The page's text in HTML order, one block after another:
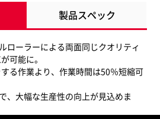
製品スペック
ローラーによる両面同じクオリティ
可能に。
る作業より、作業時間は50％短縮可
、大幅な生産性の向上が見込めま